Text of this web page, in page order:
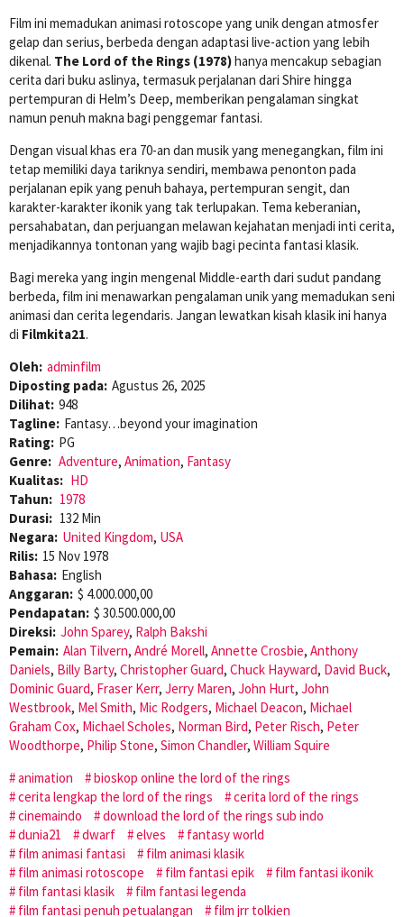
Film ini memadukan animasi rotoscope yang unik dengan atmosfer
gelap dan serius, berbeda dengan adaptasi live-action yang lebih
dikenal. The Lord of the Rings (1978)hanya mencakup sebagian
cerita dari buku aslinya, termasuk perjalanan dari Shire hingga
pertempuran di Helm’s Deep, memberikan pengalaman singkat
namun penuh makna bagi penggemar fantasi.
Dengan visual khas era 70-an dan musik yang menegangkan, film ini
tetap memiliki daya tariknya sendiri, membawa penonton pada
perjalanan epik yang penuh bahaya, pertempuran sengit, dan
karakter-karakter ikonik yang tak terlupakan. Tema keberanian,
persahabatan, dan perjuangan melawan kejahatan menjadi inti cerita,
menjadikannya tontonan yang wajib bagi pecinta fantasi klasik.
Bagi mereka yang ingin mengenal Middle-earth dari sudut pandang
berbeda, film ini menawarkan pengalaman unik yang memadukan seni
animasi dan cerita legendaris. Jangan lewatkan kisah klasik ini hanya
di Filmkita21.
Oleh: adminfilm
Diposting pada: Agustus 26, 2025
Dilihat: 948
Tagline: Fantasy…beyond your imagination
Rating: PG
Genre: Adventure, Animation, Fantasy
Kualitas: HD
Tahun: 1978
Durasi: 132 Min
Negara: United Kingdom, USA
Rilis: 15 Nov 1978
Bahasa: English
Anggaran: $ 4.000.000,00
Pendapatan: $ 30.500.000,00
Direksi: John Sparey, Ralph Bakshi
Pemain: Alan Tilvern, André Morell, Annette Crosbie, Anthony
Daniels, Billy Barty, Christopher Guard, Chuck Hayward, David Buck,
Dominic Guard, Fraser Kerr, Jerry Maren, John Hurt, John
Westbrook, Mel Smith, Mic Rodgers, Michael Deacon, Michael
Graham Cox, Michael Scholes, Norman Bird, Peter Risch, Peter
Woodthorpe, Philip Stone, Simon Chandler, William Squire
animation
bioskop online the lord of the rings
cerita lengkap the lord of the rings
cerita lord of the rings
cinemaindo
download the lord of the rings sub indo
dunia21
dwarf elves
fantasy world
film animasi fantasi
film animasi klasik
film animasi rotoscope
film fantasi epik
film fantasi ikonik
film fantasi klasik
film fantasi legenda
film fantasi penuh petualangan
film jrr tolkien